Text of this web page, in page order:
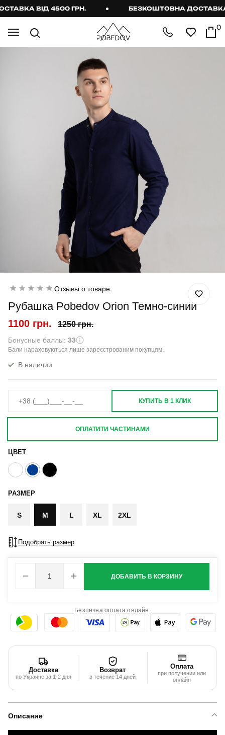
ВІД 4500 ГРН. БЕЗКОШТОВНА ДОСТАВКА
0
Отзывы о товаре
Рубашка Pobedov Orion Темно-синий
1100 грн. 1250 грн.
Бонусные баллы: 33
Бали нараховуються лише зареєстрованим покупцям.
В наличии
ЦВЕТ
РАЗМЕР
S M L XL 2XL
Подобрать размер
ДОБАВИТЬ В КОРЗИНУ
КУПИТЬ В 1 КЛИК
ОПЛАТИТИ ЧАСТИНАМИ
Безпечна оплата онлайн:
Доставка
по Украине за 1-2 дня
Возврат
в течение 14 дней
Оплата
при получении или
онлайн
Описание